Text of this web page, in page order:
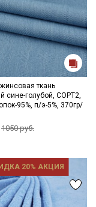
ткань
сине-голубой, СОРТ2,
95%, п/э-5%, 370гр/
1050 руб.
20% АКЦИЯ
и